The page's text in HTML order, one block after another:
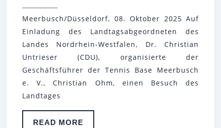
GRUPPE
DER
TENNIS
BASE
MEERBUSCH
Meerbusch/Düsseldorf, 08. Oktober 2025 Auf
Einladung des Landtagsabgeordneten des
Landes Nordrhein-Westfalen, Dr. Christian
Untrieser (CDU), organisierte der
Geschäftsführer der Tennis Base Meerbusch
e. V., Christian Ohm, einen Besuch des
Landtages
READ MORE